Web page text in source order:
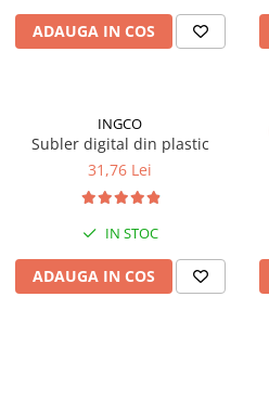
ADAUGA IN COS
INGCO
Subler digital din plastic
31,76 Lei
IN STOC
ADAUGA IN COS